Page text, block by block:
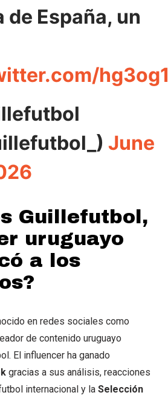
de España, un
June
Guillefutbol,
uruguayo
a los
en redes sociales como
de contenido uruguayo
El influencer ha ganado
gracias a sus análisis, reacciones
internacional y la Selección